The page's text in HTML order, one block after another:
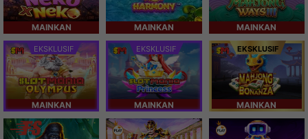
MAINKAN MAINKAN MAINKAN
EKSKLUSIF
MAINKAN
EKSKLUSIF
MAINKAN
EKSKLUSIF
MAINKAN